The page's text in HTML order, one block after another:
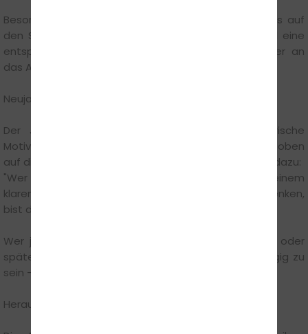
Besonders praktisch: Zwischen den Feiertagen ist es auf
den Straßen oft ruhiger. Weniger Berufsverkehr und eine
entspanntere Atmosphäre helfen dabei, sich sicher an
das Autofahren heranzutasten.
Neujahrsmotivation nutzen – statt warten
Der Jahreswechsel steht für neue Ziele und frische
Motivation. Warum also nicht den Führerschein ganz oben
auf die Vorsatzliste setzen? Jakob Tartakowski sagt dazu:
"Wer sich im Dezember anmeldet, startet mit einem
klaren Ziel ins neue Jahr. Statt nur darüber nachzudenken,
bist du schon mitten drin."
Wer jetzt beginnt, hat beste Chancen, im Frühjahr oder
spätestens im Sommer bereits mobil und unabhängig zu
sein – perfekt für Freizeit, Ausbildung oder Beruf.
Herausforderung: Prüfungen souverän meistern